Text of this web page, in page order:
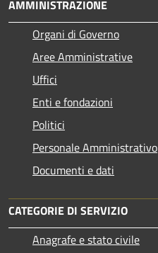
AMMINISTRAZIONE
Organi di Governo
Aree Amministrative
Uffici
Enti e fondazioni
Politici
Personale Amministrativo
Documenti e dati
CATEGORIE DI SERVIZIO
Anagrafe e stato civile